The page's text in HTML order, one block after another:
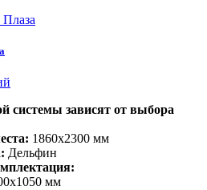
системы зависят от выбора
1860х2300 мм
Дельфин
мм